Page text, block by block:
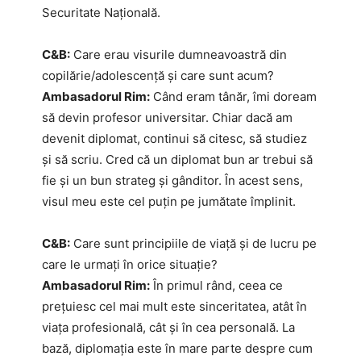
Securitate Națională.
C&B: Care erau visurile dumneavoastră din
copilărie/adolescență și care sunt acum?
Ambasadorul Rim: Când eram tânăr, îmi doream
să devin profesor universitar. Chiar dacă am
devenit diplomat, continui să citesc, să studiez
și să scriu. Cred că un diplomat bun ar trebui să
fie și un bun strateg și gânditor. În acest sens,
visul meu este cel puțin pe jumătate împlinit.
C&B: Care sunt principiile de viață și de lucru pe
care le urmați în orice situație?
Ambasadorul Rim: În primul rând, ceea ce
prețuiesc cel mai mult este sinceritatea, atât în
viața profesională, cât și în cea personală. La
bază, diplomația este în mare parte despre cum